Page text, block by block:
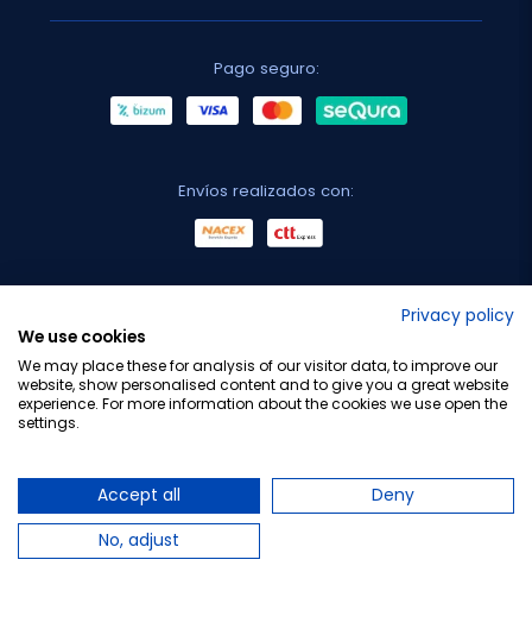
Pago seguro:
Envíos realizados con:
Privacy policy
We use cookies
We may place these for analysis of our visitor data, to improve our
website, show personalised content and to give you a great website
experience. For more information about the cookies we use open the
settings.
Accept all
Deny
No, adjust